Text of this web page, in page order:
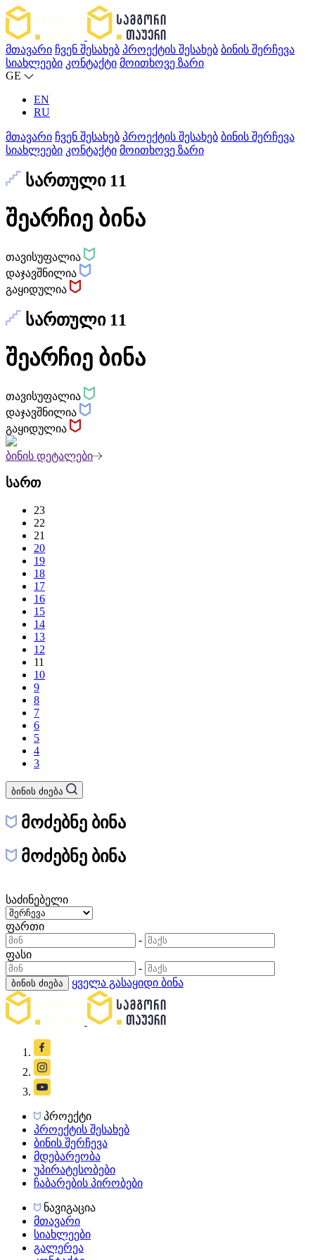
მთავარი ჩვენ შესახებ პროექტის შესახებ ბინის შერჩევა
სიახლეები კონტაქტი მოითხოვე ზარი
GE
EN
RU
მთავარი ჩვენ შესახებ პროექტის შესახებ ბინის შერჩევა
სიახლეები კონტაქტი მოითხოვე ზარი
სართული 11
შეარჩიე ბინა
თავისუფალია
დაჯავშნილია
გაყიდულია
სართული 11
შეარჩიე ბინა
თავისუფალია
დაჯავშნილია
გაყიდულია
ბინის დეტალები
სართ
23
22
21
20
19
18
17
16
15
14
13
12
11
10
9
8
7
6
5
4
3
ბინის ძიება
მოძებნე ბინა
მოძებნე ბინა
საძინებელი
ფართი
-
ფასი
-
ბინის ძიება ყველა გასაყიდი ბინა
პროექტი
პროექტის შესახებ
ბინის შერჩევა
მდებარეობა
უპირატესობები
ჩაბარების პირობები
ნავიგაცია
მთავარი
სიახლეები
გალერეა